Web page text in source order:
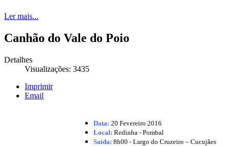
Ler mais...
Canhão do Vale do Poio
Detalhes
Visualizações: 3435
Imprimir
Email
Data: 20 Fevereiro 2016
Local: Redinha - Pombal
Saída: 8h00 - Largo do Cruzeiro – Cucujães